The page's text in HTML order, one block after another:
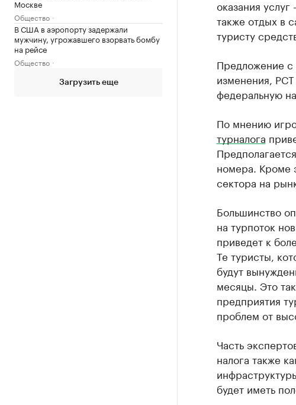
Москве
Общество
В США в аэропорту задержали
мужчину, угрожавшего взорвать бомбу
на рейсе
Общество
Загрузить еще
оказания
также отдых в
туристу
Предложение
изменения,
федеральную
По мнению
турналога
номера. Кроме
сектора на
Большинство
на турпоток
приведет к
Те туристы,
будут
месяцы. Это
предприятия
проблем от
Часть
налога также
будет иметь